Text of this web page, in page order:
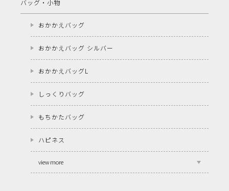
バッグ・小物
おかかえバッグ
おかかえバッグ シルバー
おかかえバッグL
しっくりバッグ
もちかたバッグ
ハピネス
view more